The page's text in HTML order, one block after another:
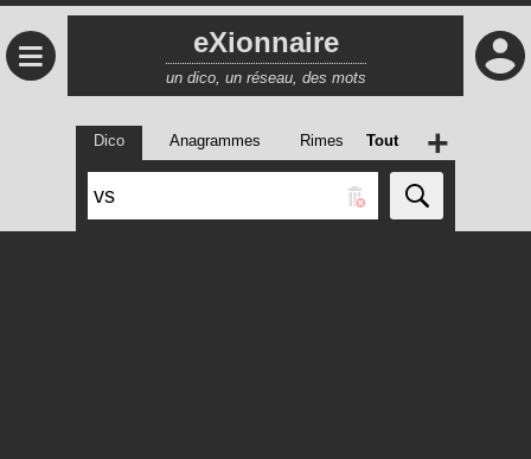
≡ eXionnaire
un dico, un réseau, des mots
Dico Anagrammes Rimes Tout +